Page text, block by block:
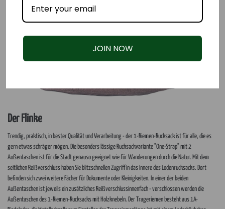
Der Flinke
Trendig, praktisch, in bester Qualität und Verarbeitung - der 1-Riemen-Rucksack ist für alle, die es
gern etwas schräger mögen. Die besonders lässige Rucksackvariante "One-Strap" mit 2
Außentaschen ist für die Stadt genauso geeignet wie für Wanderungen durch die Natur. Mit dem
seitlichen Reißverschluss haben Sie blitzschnellen Zugriff in das Innere des Lodenrucksacks. Dort
befinden sich zwei weitere Fächer für Dokumente oder Kleinigkeiten. In einer der beiden
Außentaschen ist jeweils ein zusätzliches Reißverschlussinnenfach - verschlossen werden die
Außentaschen des 1-Riemen-Rucksacks mit Holzknebeln. Der Trageriemen besteht aus 1A-
JOIN NOW